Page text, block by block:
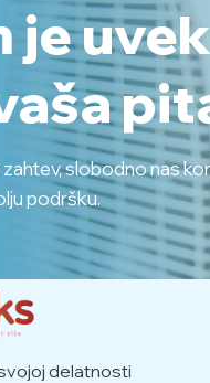
je
zahtev, slobodno nas
podršku.
delatnosti